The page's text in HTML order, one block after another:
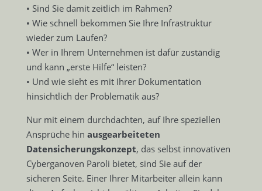
• Sind Sie damit zeitlich im Rahmen?
• Wie schnell bekommen Sie Ihre Infrastruktur
wieder zum Laufen?
• Wer in Ihrem Unternehmen ist dafür zuständig
und kann „erste Hilfe“ leisten?
• Und wie sieht es mit Ihrer Dokumentation
hinsichtlich der Problematik aus?
Nur mit einem durchdachten, auf Ihre speziellen
Ansprüche hin ausgearbeiteten
Datensicherungskonzept, das selbst innovativen
Cyberganoven Paroli bietet, sind Sie auf der
sicheren Seite. Einer Ihrer Mitarbeiter allein kann